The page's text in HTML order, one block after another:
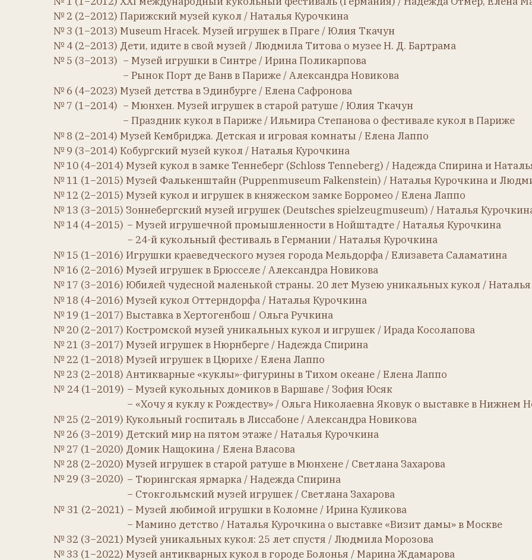
№ 10 (4−2014) Музей кукол в замке Теннеберг (Schloss Tenneberg) / Надежда Спирина и Наталья Курочкина
№ 11 (1−2015) Музей Фалькенштайн (Puppenmuseum Falkenstein) / Наталья Курочкина и Людмила Титова
№ 12 (2−2015) Музей кукол и игрушек в княжеском замке Борромео / Елена Лаппо
№ 13 (3−2015) Зоннебергский музей игрушек (Deutsches spielzeugmuseum) / Наталья Курочкина
№ 14 (4−2015) − Музей игрушечной промышленности в Нойштадте / Наталья Курочкина
− 24-й кукольный фестиваль в Германии / Наталья Курочкина
№ 15 (1−2016) Игрушки краеведческого музея города Мельдорфа / Елизавета Саламатина
№ 16 (2−2016) Музей игрушек в Брюсселе / Александра Новикова
№ 17 (3−2016) Юбилей чудесной маленькой страны. 20 лет Музею уникальных кукол / Наталья Курочкина,
№ 18 (4−2016) Музей кукол Оттерндорфа / Наталья Курочкина
№ 19 (1−2017) Выставка в Хертогенбош / Ольга Ручкина
№ 20 (2−2017) Костромской музей уникальных кукол и игрушек / Ирада Косолапова
№ 21 (3−2017) Музей игрушек в Нюрнберге / Надежда Спирина
№ 22 (1−2018) Музей игрушек в Цюрихе / Елена Лаппо
№ 23 (2−2018) Антикварные «куклы»-фигурины в Тихом океане / Елена Лаппо
№ 24 (1−2019) − Музей кукольных домиков в Варшаве / Зофия Юсяк
− «Хочу я куклу к Рождеству» / Ольга Николаевна Яковук о выставке в Нижнем Новгороде
№ 25 (2−2019) Кукольный госпиталь в Лиссабоне / Александра Новикова
№ 26 (3−2019) Детский мир на пятом этаже / Наталья Курочкина
№ 27 (1−2020) Домик Нащокина / Елена Власова
№ 28 (2−2020) Музей игрушек в старой ратуше в Мюнхене / Светлана Захарова
№ 29 (3−2020) − Тюрингская ярмарка / Надежда Спирина
− Стокгольмский музей игрушек / Светлана Захарова
№ 31 (2−2021) − Музей любимой игрушки в Коломне / Ирина Куликова
− Мамино детство / Наталья Курочкина о выставке «Визит дамы» в Москве
№ 32 (3−2021) Музей уникальных кукол: 25 лет спустя / Людмила Морозова
№ 33 (1−2022) Музей антикварных кукол в городе Болонья / Марина Ждамарова
№ 34 (2−2022) Музей «Собрание» в Москве / Наталья Курочкина
№ 35 (3−2022) Музей советского детства в Сергиевом Посаде / Олеся Жильцова
№ 36 (1−2023) − Мечта, ставшая реальностью / Ирада Косолапова о музее в Ярославле
− Музей кукол и детской книги «Страна чудес» в Екатеринбурге / Наталья Калянкович
№ 37 (2−2023) − Музей старинных игрушек в Зеленоградске / Наталья Курочкина
− Музей педальных машин в Москве / Елена Кармацкая
№ 38 (3−2023) Моё свердловское детство / Наталья Калянкович о выставке в Екатеринбурге
№ 39 (1−2024) Выставка «История детства» в Казани / Наталья Курочкина
№ 40 (2−2024) Пермский музей кукол / Ольга Богданова
№ 41 (3−2024) Кукольный дом Ольги Окуджава в Москве / Александра Новикова
№ 42 (1−2025) Немузей игрушек. Частная коллекция / Татьяна Донская о студии в Санкт-Петербурге
№ 43 (2−2025) Бумажная кукла через века и континенты / Дарья Ханчина, Дмитрий Зырянов о выставке в
№ 44 (3−2025) Куклы большой страны / Александра Новикова о выставке в Санкт-Петербурге
№ 45 (1−2026) − «Августейшие. Куклы». Выставка в ГМИИ им. Пушкина. Интервью с Дианой Панской /
− Выставка «Лошадка-качалка. История игрушки» в выставочном центре «Эрмитаж-Казань» /